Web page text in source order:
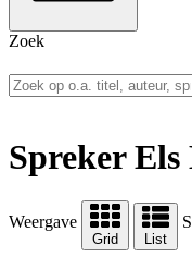
Zoek
Spreker
Weergave
Grid List